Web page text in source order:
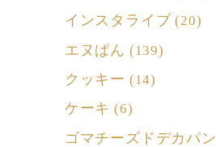
インスタライブ (20)
エヌぱん (139)
クッキー (14)
ケーキ (6)
ゴマチーズドデカパン